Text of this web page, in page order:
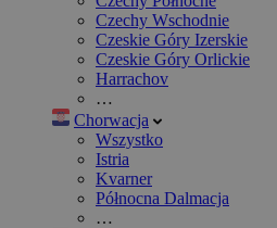
Czechy Wschodnie
Czeskie Góry Izerskie
Czeskie Góry Orlickie
Harrachov
…
Chorwacja
Wszystko
Istria
Kvarner
Północna Dalmacja
…